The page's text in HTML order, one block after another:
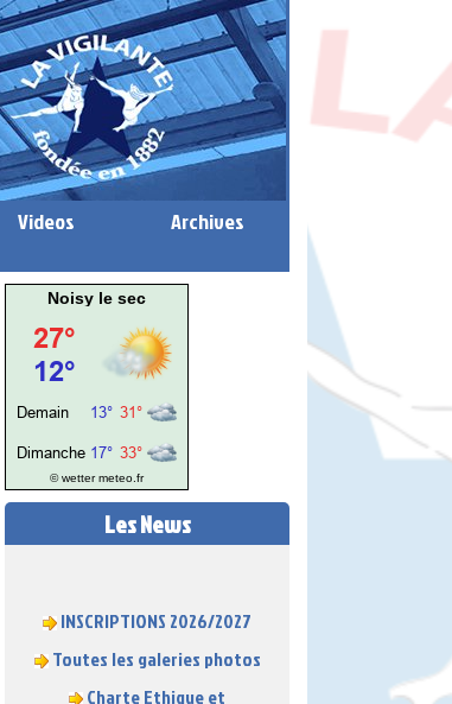
Videos Archives
Noisy le sec
© wetter meteo.fr
Les News
INSCRIPTIONS 2026/2027
Toutes les galeries photos
Charte Ethique et